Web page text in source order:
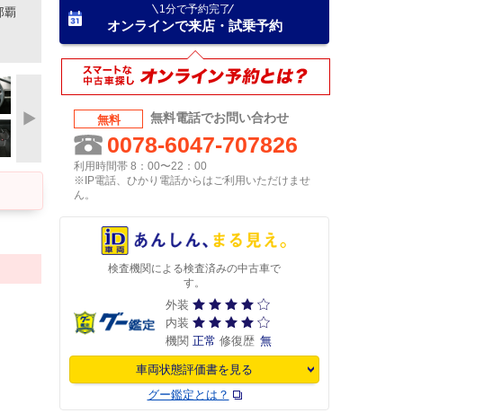
覇
1分で予約完了
オンラインで来店・試乗予約
無料 無料電話でお問い合わせ
0078-6047-707826
利用時間帯 8：00〜22：00
※IP電話、ひかり電話からはご利用いただけませ
ん。
検査機関による検査済みの中古車で
す。
外装
内装
機関 正常 修復歴 無
車両状態評価書を見る
グー鑑定とは？